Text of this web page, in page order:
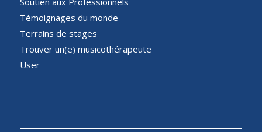
Témoignages du monde
Terrains de stages
Trouver un(e) musicothérapeute
User